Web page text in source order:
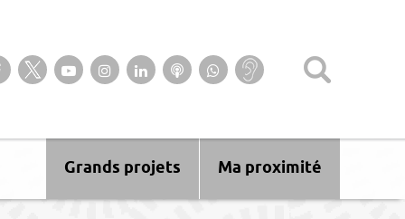
Suivez-nous sur notre page Facebook
Suivez-nous sur Twitter
Suivez-nous sur YouTube
Suivez-nous sur Instagram
Retrouvez-nous sur Linkedin
Ecoutez nos Podcasts
Suivez-nous sur
WhatsApp
Baisse
d’audition ?
Ma proximité
Grands projets